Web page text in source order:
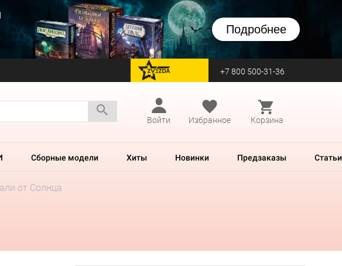
Подробнее
перейти на Zvezda +7 800 500-31-36
Войти
Избранное Корзина
Сборные модели Хиты Новинки Предзаказы Статьи
от Солнца